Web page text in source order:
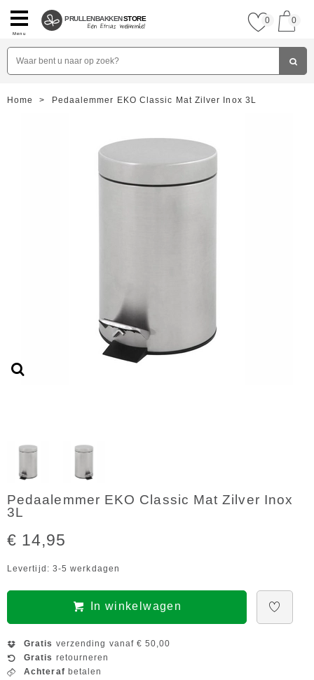
Menu
PRULLENBAKKENSTORE 0 0
Home > Pedaalemmer EKO Classic Mat Zilver Inox 3L
Pedaalemmer EKO Classic Mat Zilver Inox
3L
€ 14,95
Levertijd: 3-5 werkdagen
In winkelwagen
Gratis verzending vanaf € 50,00
Gratis retourneren
Achteraf betalen